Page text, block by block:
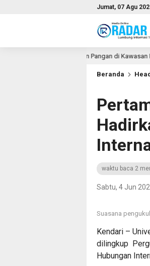
Jumat, 07 Agu
Pangan di Kawasan Pesisir Desa
Beranda
waktu baca 2
Sabtu, 4 Jun
Suasana
Kendari –
dilingkup
Hubungan